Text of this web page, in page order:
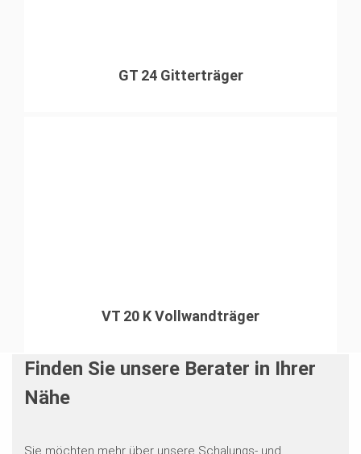
GT 24 Gitterträger
VT 20 K Vollwandträger
Finden Sie unsere Berater in Ihrer
Nähe
Sie möchten mehr über unsere Schalungs- und